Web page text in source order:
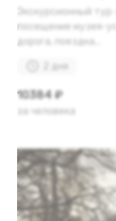
Экскурсионный тур:
посещение музея-
дорога, поездка...
2 дня
10384 ₽
за человека